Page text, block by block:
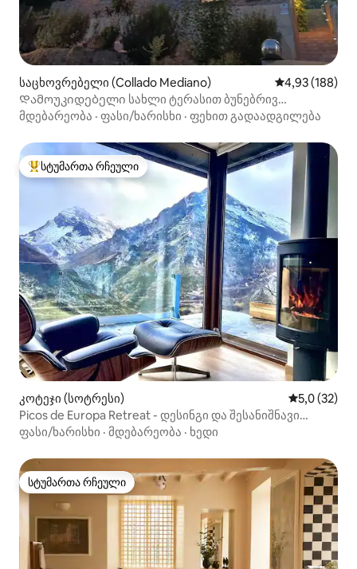
საცხოვრებელი (Collado Mediano) საშუალო
4,93 (188)
Დამოუკიდებელი სახლი ტერასით ბუნებრივ
გარემოში
მდებარეობა · ფასი/ხარისხი · ფეხით გადაადგილება
სტუმართა რჩეული მოწინავე ვარიანტი
სტუმართა რჩეული
კოტეჯი (სოტრესი) საშუალო
5,0 (32)
Picos de Europa Retreat - დესინგი და შესანიშნავი
ხედები
ფასი/ხარისხი · მდებარეობა · ხედი
სტუმართა რჩეული
სტუმართა რჩეული